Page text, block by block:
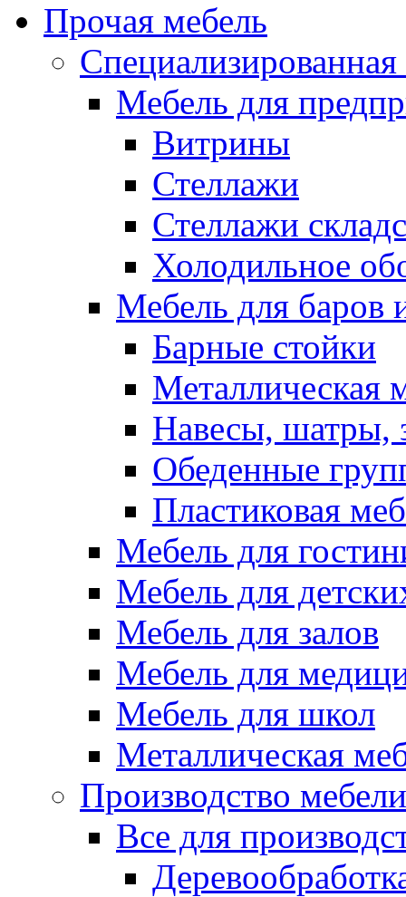
Прочая мебель
Специализированная
Мебель для
Витрины
Стеллажи
Стеллажи
Холодильное
Мебель для баров
Барные стойки
Металлическая
Навесы, шатры,
Обеденные
Пластиковая
Мебель для
Мебель для
Мебель для залов
Мебель для
Мебель для школ
Металлическая
Производство мебели
Все для